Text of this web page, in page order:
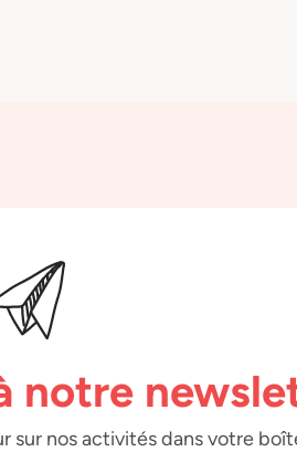
notre
sur nos activités dans votre